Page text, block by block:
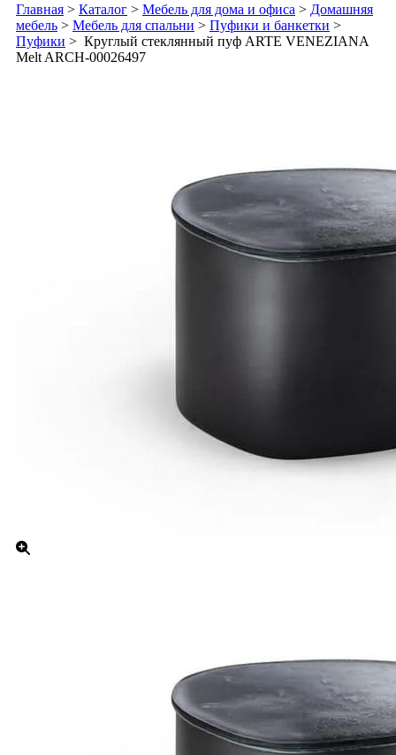
Главная > Каталог > Мебель для дома и офиса > Домашняя
мебель > Мебель для спальни > Пуфики и банкетки >
Пуфики > Круглый стеклянный пуф ARTE VENEZIANA
Melt ARCH-00026497